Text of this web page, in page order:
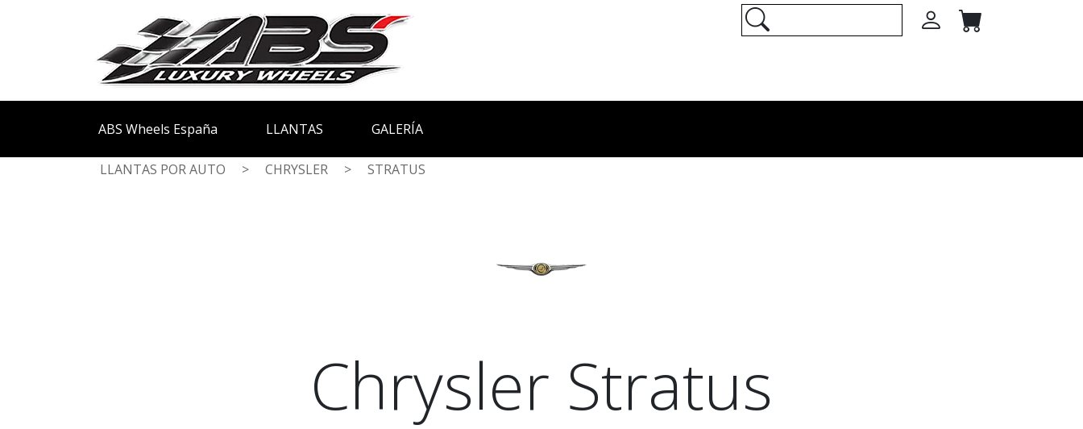
ABS Wheels España LLANTAS GALERÍA
LLANTAS POR AUTO > CHRYSLER > STRATUS
Chrysler Stratus